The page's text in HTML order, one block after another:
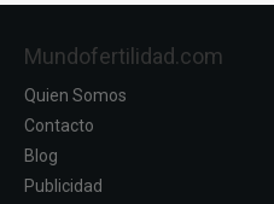
Mundofertilidad.com
Quien Somos
Contacto
Blog
Publicidad